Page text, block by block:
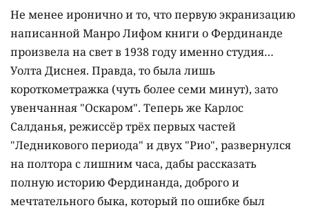
Не менее иронично и то, что первую экранизацию
написанной Манро Лифом книги о Фердинанде
произвела на свет в 1938 году именно студия…
Уолта Диснея. Правда, то была лишь
короткометражка (чуть более семи минут), зато
увенчанная "Оскаром". Теперь же Карлос
Салданья, режиссёр трёх первых частей
"Ледникового периода" и двух "Рио", развернулся
на полтора с лишним часа, дабы рассказать
полную историю Фердинанда, доброго и
мечтательного быка, который по ошибке был